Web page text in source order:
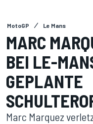
MotoGP Le Mans
MARC
EI LE-
EPLANTE S
Marc Marquez